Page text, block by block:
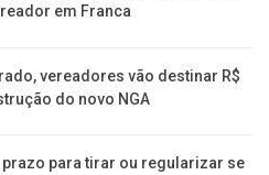
em Franca
vereadores vão destinar R$
do novo NGA
para tirar ou regularizar se